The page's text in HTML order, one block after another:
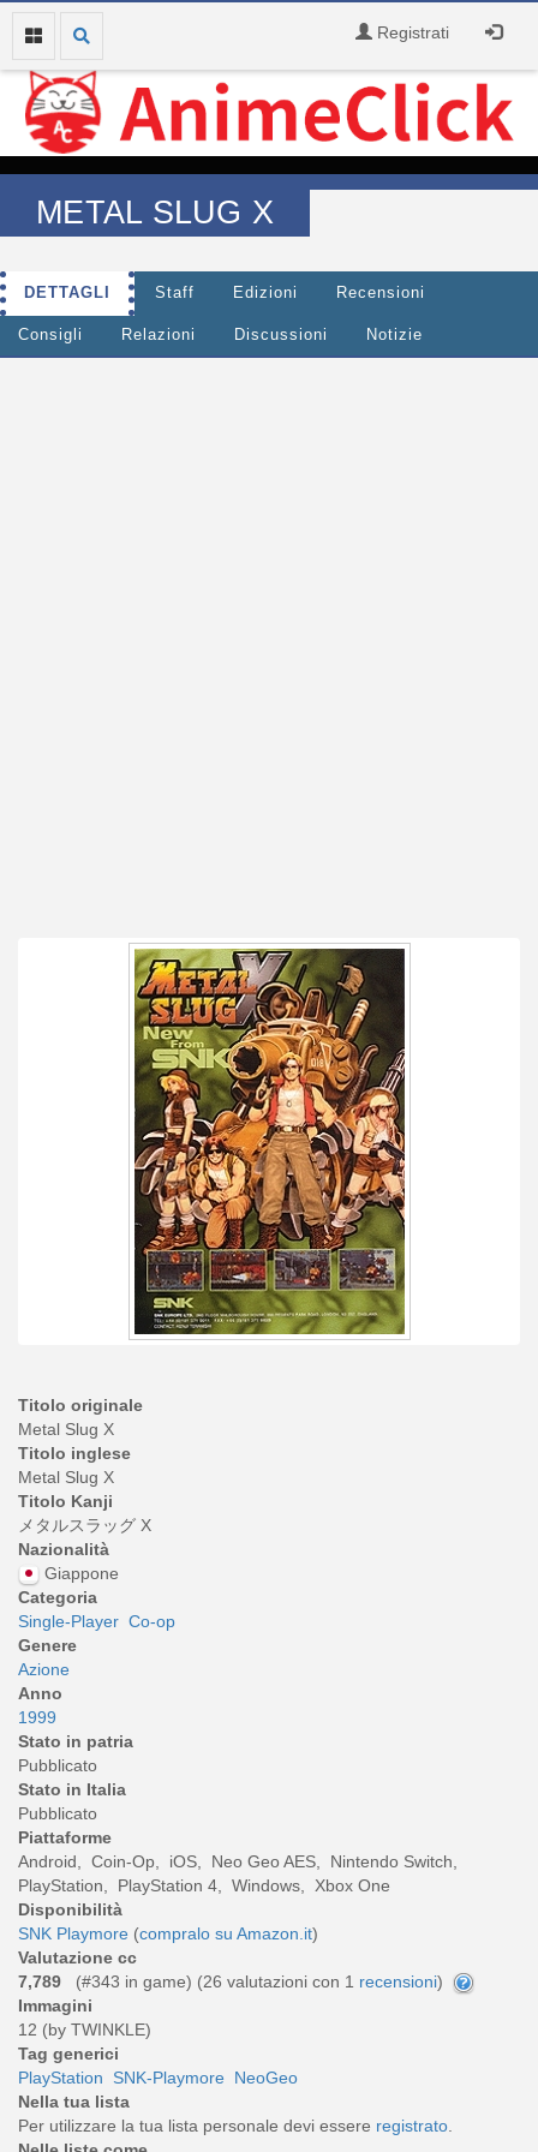
Registrati
METAL SLUG X
DETTAGLI Staff Edizioni Recensioni
Consigli Relazioni Discussioni Notizie
Titolo originale
Metal Slug X
Titolo inglese
Metal Slug X
Titolo Kanji
メタルスラッグ X
Nazionalità
Giappone
Categoria
Single-Player Co-op
Genere
Azione
Anno
1999
Stato in patria
Pubblicato
Stato in Italia
Pubblicato
Piattaforme
Android, Coin-Op, iOS, Neo Geo AES, Nintendo Switch,
PlayStation, PlayStation 4, Windows, Xbox One
Disponibilità
SNK Playmore (compralo su Amazon.it)
Valutazione cc
7,789
(#343 in game) (26 valutazioni con 1 recensioni)
Immagini
12 (by TWINKLE)
Tag generici
PlayStation
SNK-Playmore NeoGeo
Nella tua lista
Per utilizzare la tua lista personale devi essere registrato.